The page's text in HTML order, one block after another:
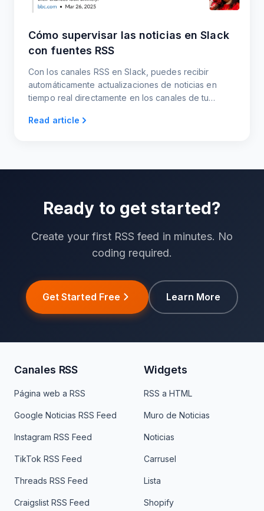
Cómo supervisar las noticias en Slack
con fuentes RSS
Con los canales RSS en Slack, puedes recibir
automáticamente actualizaciones de noticias en
tiempo real directamente en los canales de tu
distracciones.
Read article
Ready to get started?
Create your first RSS feed in minutes. No
coding required.
Get Started Free Learn More
Canales RSS
Página web a RSS
Google Noticias RSS Feed
Instagram RSS Feed
TikTok RSS Feed
Threads RSS Feed
Craigslist RSS Feed
Widgets
RSS a HTML
Muro de Noticias
Noticias
Carrusel
Lista
Shopify